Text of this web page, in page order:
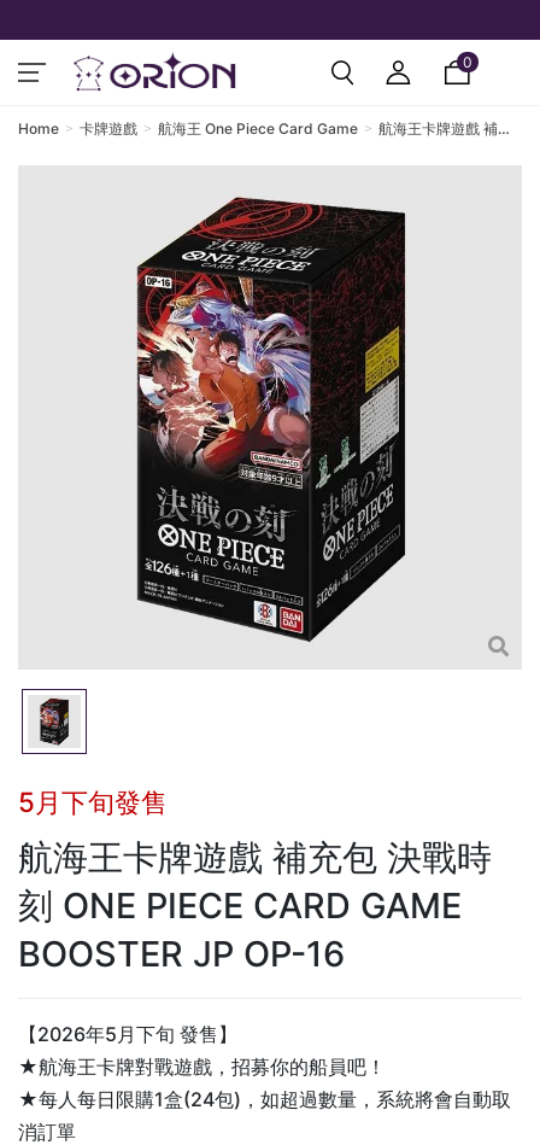
0
Home 卡牌遊戲 航海王 One Piece Card Game
航海王卡牌遊戲 補充
5月下旬發售
航海王卡牌遊戲 補充包 決戰時
刻 ONE PIECE CARD GAME
BOOSTER JP OP-16
【2026年5月下旬 發售】
★航海王卡牌對戰遊戲，招募你的船員吧！
★每人每日限購1盒(24包)，如超過數量，系統將會自動取
消訂單